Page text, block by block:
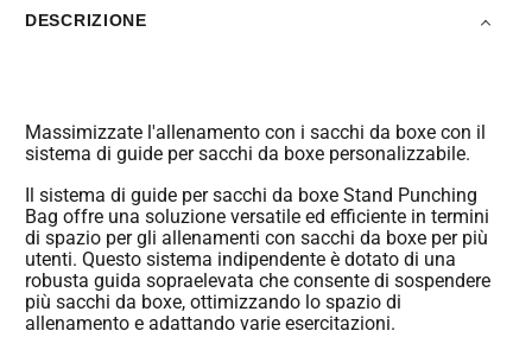
DESCRIZIONE
Massimizzate l'allenamento con i sacchi da boxe con il
sistema di guide per sacchi da boxe personalizzabile.
Il sistema di guide per sacchi da boxe Stand Punching
Bag offre una soluzione versatile ed efficiente in termini
di spazio per gli allenamenti con sacchi da boxe per più
utenti. Questo sistema indipendente è dotato di una
robusta guida sopraelevata che consente di sospendere
più sacchi da boxe, ottimizzando lo spazio di
allenamento e adattando varie esercitazioni.